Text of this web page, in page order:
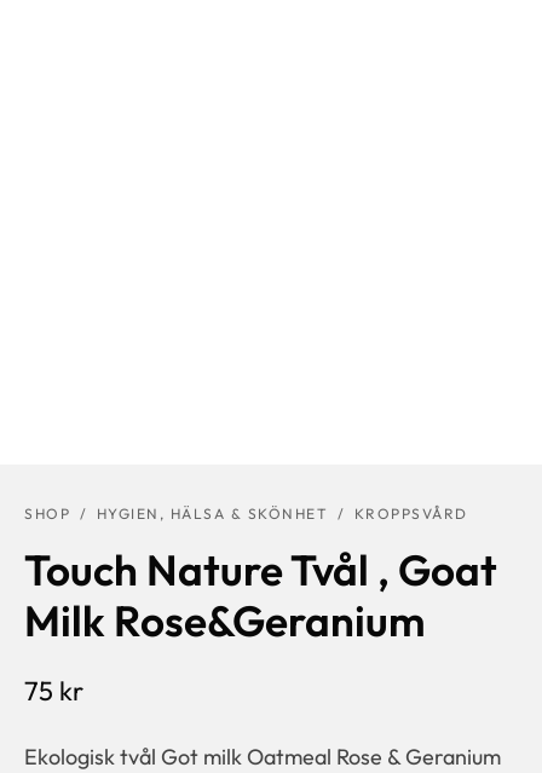
SHOP / HYGIEN, HÄLSA & SKÖNHET / KROPPSVÅRD
Touch Nature Tvål , Goat
Milk Rose&Geranium
75 kr
Ekologisk tvål Got milk Oatmeal Rose & Geranium